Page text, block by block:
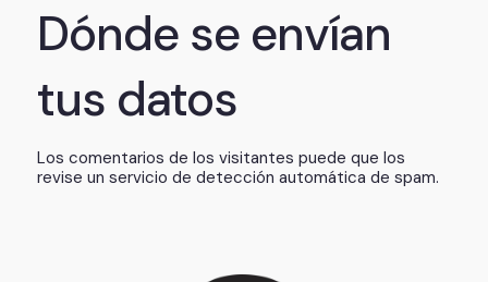
Dónde se envían
tus datos
Los comentarios de los visitantes puede que los
revise un servicio de detección automática de spam.